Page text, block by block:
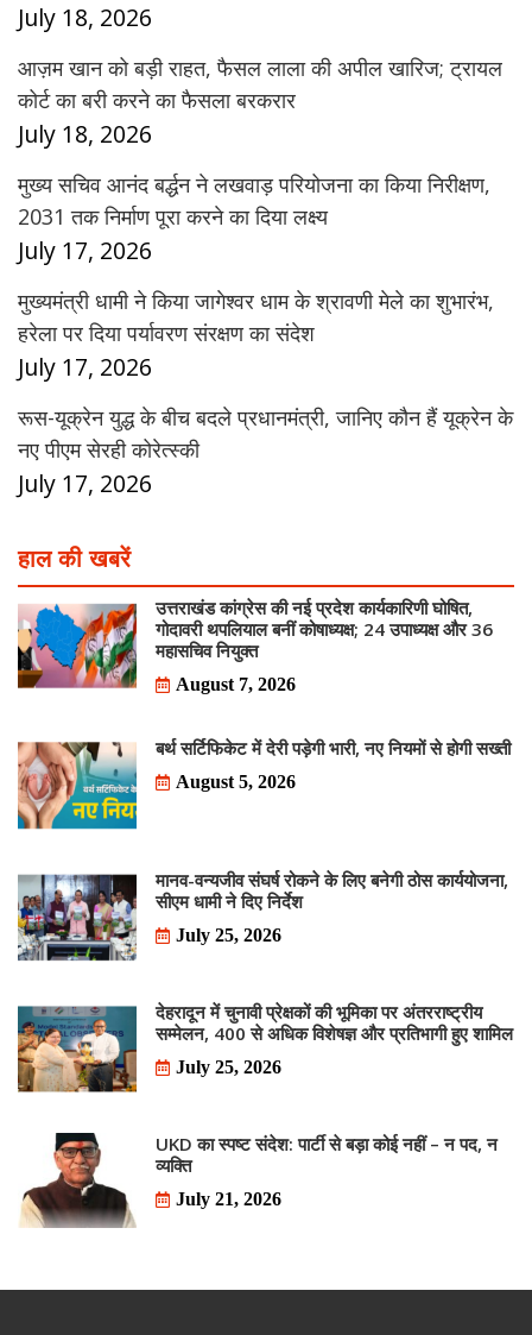
July 18, 2026
आज़म खान को बड़ी राहत, फैसल लाला की अपील खारिज; ट्रायल
कोर्ट का बरी करने का फैसला बरकरार
July 18, 2026
मुख्य सचिव आनंद बर्द्धन ने लखवाड़ परियोजना का किया निरीक्षण,
2031 तक निर्माण पूरा करने का दिया लक्ष्य
July 17, 2026
मुख्यमंत्री धामी ने किया जागेश्वर धाम के श्रावणी मेले का शुभारंभ,
हरेला पर दिया पर्यावरण संरक्षण का संदेश
July 17, 2026
रूस-यूक्रेन युद्ध के बीच बदले प्रधानमंत्री, जानिए कौन हैं यूक्रेन के
नए पीएम सेरही कोरेत्स्की
July 17, 2026
हाल की खबरें
उत्तराखंड कांग्रेस की नई प्रदेश कार्यकारिणी घोषित,
गोदावरी थपलियाल बनीं कोषाध्यक्ष; 24 उपाध्यक्ष और 36
महासचिव नियुक्त
August 7, 2026
बर्थ सर्टिफिकेट में देरी पड़ेगी भारी, नए नियमों से होगी सख्ती
August 5, 2026
मानव-वन्यजीव संघर्ष रोकने के लिए बनेगी ठोस कार्ययोजना,
सीएम धामी ने दिए निर्देश
July 25, 2026
देहरादून में चुनावी प्रेक्षकों की भूमिका पर अंतरराष्ट्रीय
सम्मेलन, 400 से अधिक विशेषज्ञ और प्रतिभागी हुए शामिल
July 25, 2026
UKD का स्पष्ट संदेश: पार्टी से बड़ा कोई नहीं – न पद, न
व्यक्ति
July 21, 2026